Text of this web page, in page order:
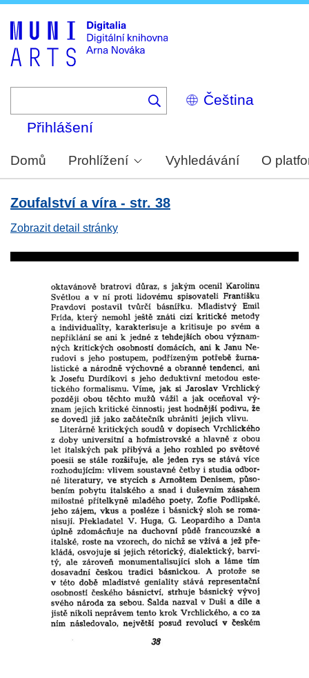
Select
your
Přihlášení
Domů Prohlížení Vyhledávání O
Zoufalství a víra - str. 38
Zobrazit detail stránky